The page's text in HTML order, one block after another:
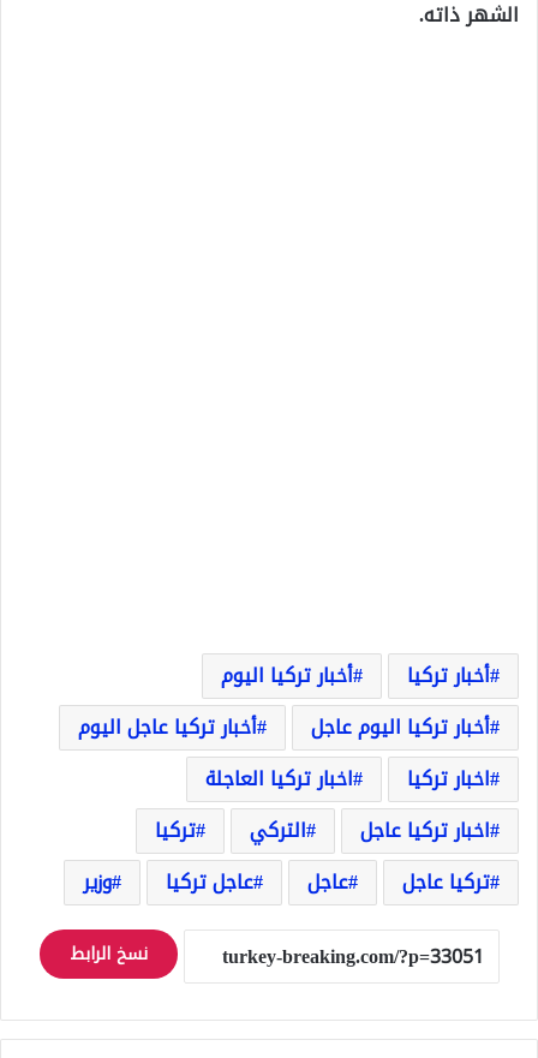
الشهر ذاته.
أخبار تركيا
أخبار تركيا اليوم
أخبار تركيا اليوم عاجل
أخبار تركيا عاجل اليوم
اخبار تركيا
اخبار تركيا العاجلة
اخبار تركيا عاجل
التركي
تركيا
تركيا عاجل
عاجل عاجل تركيا وزير
نسخ الرابط